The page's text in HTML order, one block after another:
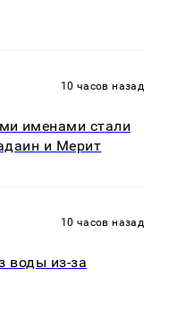
10 часов назад
именами стали
и Мерит
10 часов назад
воды из-за